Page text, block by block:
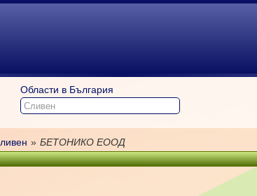
Области в България
» БЕТОНИКО ЕООД